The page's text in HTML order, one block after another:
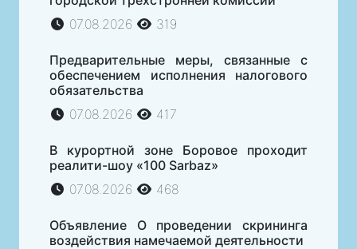
07.08.2026
319
Предварительные меры, связанные с
обеспечением исполнения налогового
обязательства
07.08.2026
417
В курортной зоне Боровое проходит
реалити-шоу «100 Sarbaz»
07.08.2026
468
Объявление О проведении скрининга
воздействия намечаемой деятельности